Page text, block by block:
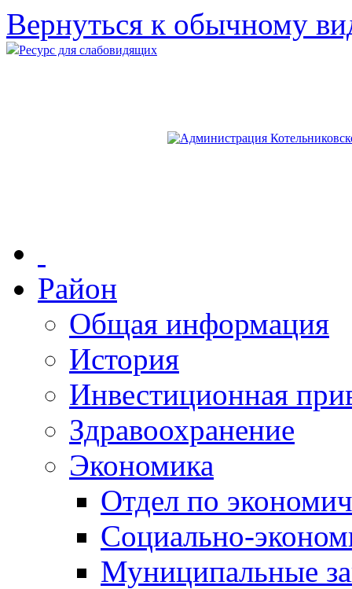
Вернуться к обычному
Ресурс для слабовидящих
Район
Общая информация
История
Инвестиционная
Здравоохранение
Экономика
Отдел по
Социально-
Муниципальные